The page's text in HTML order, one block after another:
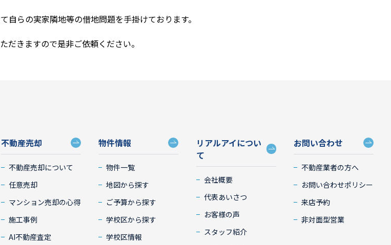
らの実家隣地等の借地問題を手掛けております。
だきますので是非ご依頼ください。
不動産売却
不動産売却について
任意売却
マンション売却の心得
施工事例
AI不動産査定
物件情報
物件一覧
地図から探す
ご予算から探す
学校区から探す
学校区情報
リアルアイについ
て
会社概要
代表あいさつ
お客様の声
スタッフ紹介
お問い合わせ
不動産業者の方へ
お問い合わせポリシー
来店予約
非対面型営業